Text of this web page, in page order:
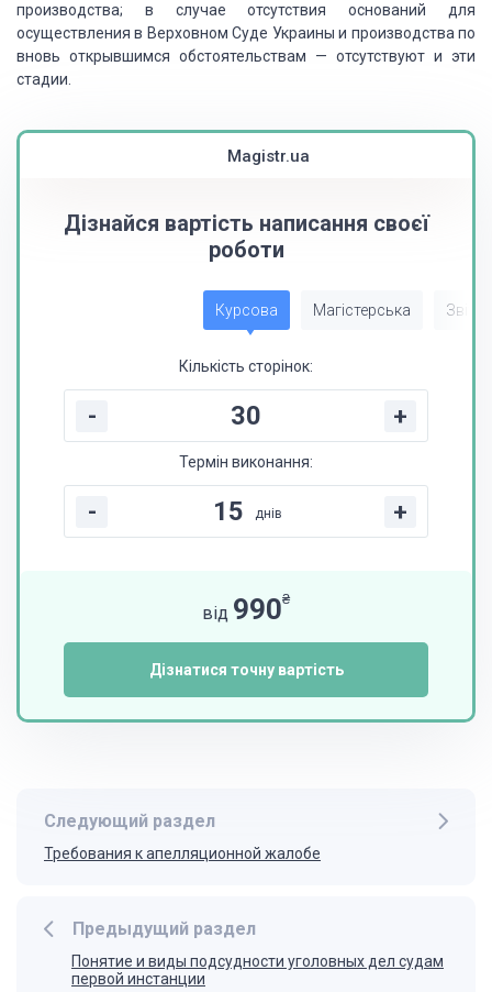
производства;
в случае отсутствия оснований для
осуществления в Верховном Суде Украины и производства по
вновь открывшимся обстоятельствам — отсутствуют и эти
стадии.
Magistr.ua
Дізнайся вартість написання своєї
роботи
Курсова Магістерська Звіт
Кількість сторінок:
- +
Термін виконання:
- днів +
від 990₴
Дізнатися точну вартість
Предыдущий раздел
Понятие и виды подсудности уголовных дел судам
первой инстанции
Следующий раздел
Требования к апелляционной жалобе